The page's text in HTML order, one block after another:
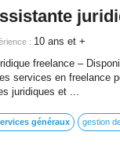
: 10 ans et +
freelance –
services en freelance
juridiques et ...
généraux gestion